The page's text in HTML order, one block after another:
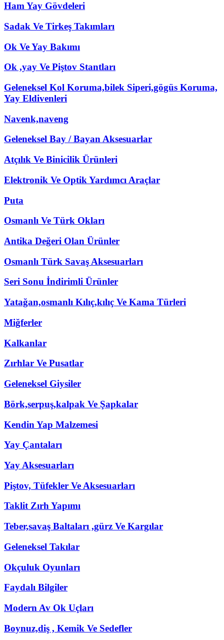
Ham Yay Gövdeleri
Sadak Ve Tirkeş Takımları
Ok Ve Yay Bakımı
Ok ,yay Ve Piştov Stantları
Geleneksel Kol Koruma,bilek Siperi,gögüs Koruma,
Yay Eldivenleri
Navenk,naveng
Geleneksel Bay / Bayan Aksesuarlar
Atçılık Ve Binicilik Ürünleri
Elektronik Ve Optik Yardımcı Araçlar
Puta
Osmanlı Ve Türk Okları
Antika Değeri Olan Ürünler
Osmanlı Türk Savaş Aksesuarları
Seri Sonu İndirimli Ürünler
Yatağan,osmanlı Kılıç,kılıç Ve Kama Türleri
Miğferler
Kalkanlar
Zırhlar Ve Pusatlar
Geleneksel Giysiler
Börk,serpuş,kalpak Ve Şapkalar
Kendin Yap Malzemesi
Yay Çantaları
Yay Aksesuarları
Piştov, Tüfekler Ve Aksesuarları
Taklit Zırh Yapımı
Teber,savaş Baltaları ,gürz Ve Kargılar
Geleneksel Takılar
Okçuluk Oyunları
Faydalı Bilgiler
Modern Av Ok Uçları
Boynuz,diş , Kemik Ve Sedefler